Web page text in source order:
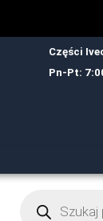
Części
Pn-Pt:
produktów